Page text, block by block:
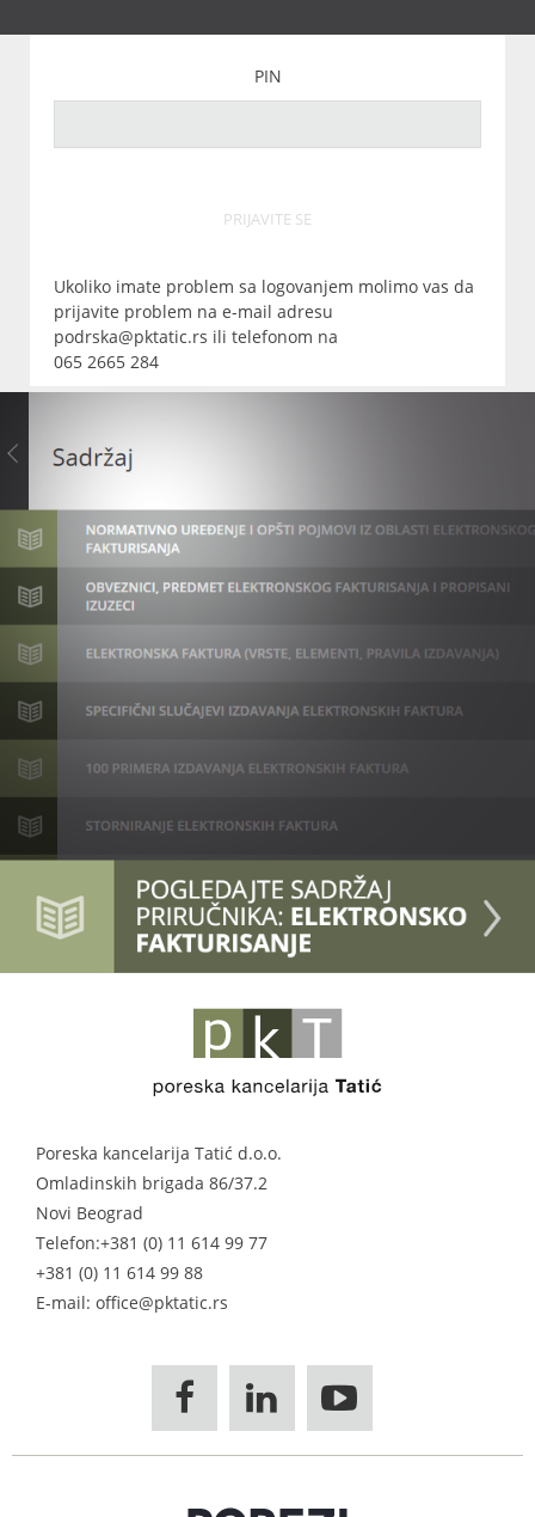
PIN
PRIJAVITE SE
Ukoliko imate problem sa logovanjem molimo vas da
prijavite problem na e-mail adresu
podrska@pktatic.rs ili telefonom na
065 2665 284
Poreska kancelarija Tatić d.o.o.
Omladinskih brigada 86/37.2
Novi Beograd
Telefon:+381 (0) 11 614 99 77
+381 (0) 11 614 99 88
E-mail: office@pktatic.rs
  